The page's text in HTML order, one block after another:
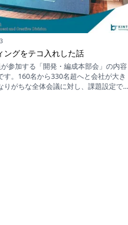
ングをテコ入れした話
参加する「開発・編成本部会」の内容
す。160名から330名超へと会社が大き
りがちな全体会議に対し、課題設定で気